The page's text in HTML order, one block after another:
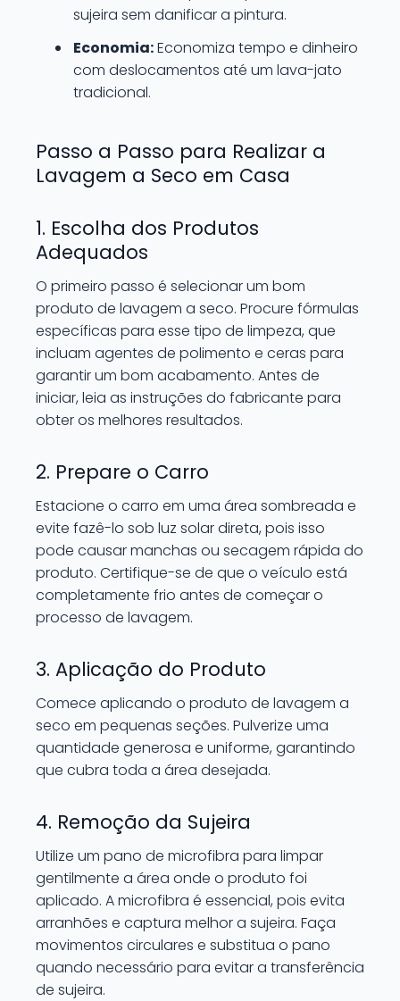
sujeira sem danificar a pintura.
Economia:Economiza tempo e dinheiro
com deslocamentos até um lava-jato
tradicional.
Passo a Passo para Realizar a
Lavagem a Seco em Casa
1. Escolha dos Produtos
Adequados
O primeiro passo é selecionar um bom
produto de lavagem a seco. Procure fórmulas
específicas para esse tipo de limpeza, que
incluam agentes de polimento e ceras para
garantir um bom acabamento. Antes de
iniciar, leia as instruções do fabricante para
obter os melhores resultados.
2. Prepare o Carro
Estacione o carro em uma área sombreada e
evite fazê-lo sob luz solar direta, pois isso
pode causar manchas ou secagem rápida do
produto. Certifique-se de que o veículo está
completamente frio antes de começar o
processo de lavagem.
3. Aplicação do Produto
Comece aplicando o produto de lavagem a
seco em pequenas seções. Pulverize uma
quantidade generosa e uniforme, garantindo
que cubra toda a área desejada.
4. Remoção da Sujeira
Utilize um pano de microfibra para limpar
gentilmente a área onde o produto foi
aplicado. A microfibra é essencial, pois evita
arranhões e captura melhor a sujeira. Faça
movimentos circulares e substitua o pano
quando necessário para evitar a transferência
de sujeira.